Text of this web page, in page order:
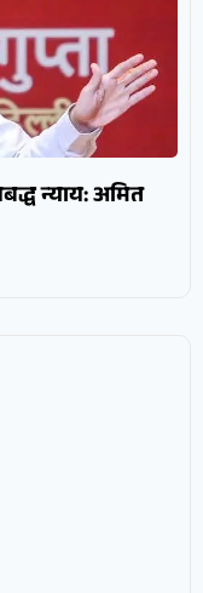
न्याय: अमित